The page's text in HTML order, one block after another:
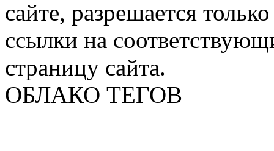
сайте, разрешается
ссылки на
страницу сайта.
ОБЛАКО ТЕГОВ